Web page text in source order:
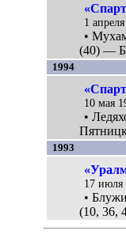
1
•
(40) —
1994
10 мая
•
1993
17 июля
•
(10, 36,